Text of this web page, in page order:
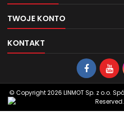
TWOJE KONTO
KONTAKT
© Copyright 2026 LINMOT Sp. z o.o.
Reserved.